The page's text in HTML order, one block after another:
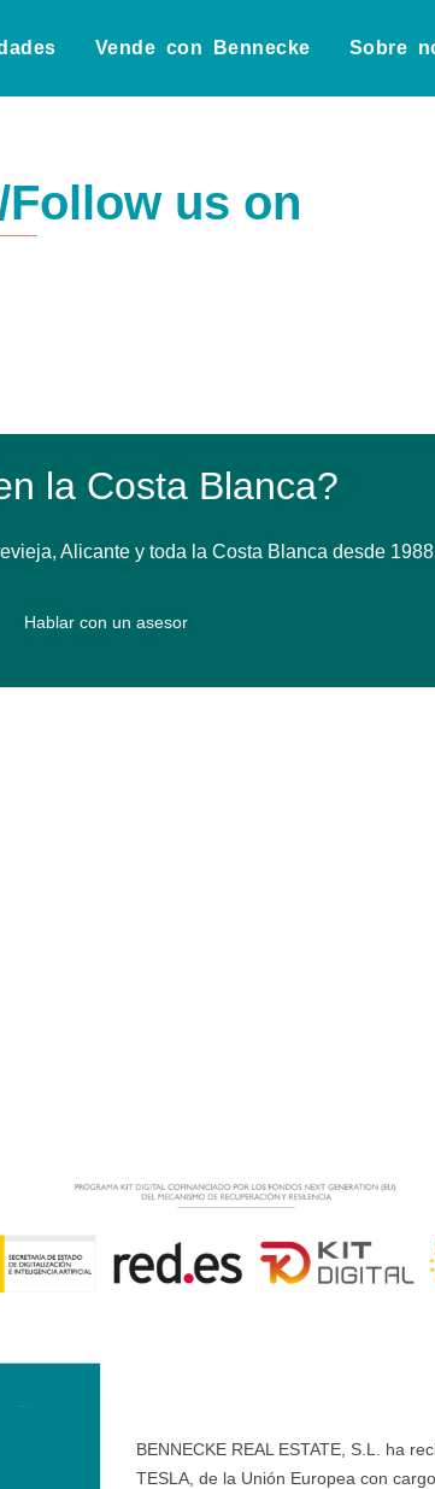
Vende con Bennecke Sobre
us on
la Costa Blanca?
Alicante y toda la Costa Blanca desde
Hablar con un asesor
BENNECKE REAL ESTATE, S.L. ha
TESLA, de la Unión Europea con